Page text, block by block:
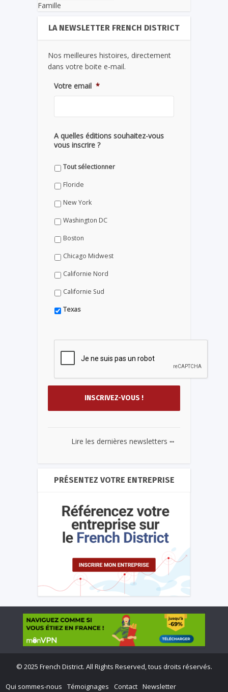
Famille
LA NEWSLETTER FRENCH DISTRICT
Nos meilleures histoires, directement
dans votre boite e-mail.
Votre email *
A quelles éditions souhaitez-vous
vous inscrire ?
Tout sélectionner
Floride
New York
Washington DC
Boston
Chicago Midwest
Californie Nord
Californie Sud
Texas
Lire les dernières newsletters ...
PRÉSENTEZ VOTRE ENTREPRISE
© 2025 French District. All Rights Reserved, tous droits réservés.
Qui sommes-nous Témoignages Contact Newsletter